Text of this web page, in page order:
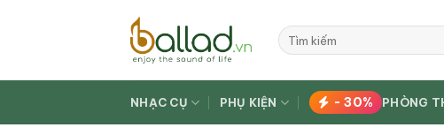
dung
Tìm
kiếm:
NHẠC CỤ PHỤ KIỆN - 30% PHÒNG